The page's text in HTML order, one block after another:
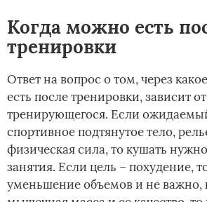
Когда можно есть
тренировки
Ответ на вопрос о том, через
есть после тренировки, зависит
тренирующегося. Если
спортивное подтянутое тело,
физическая сила, то кушать
занятия. Если цель – похудение,
уменьшение объемов и не важно,